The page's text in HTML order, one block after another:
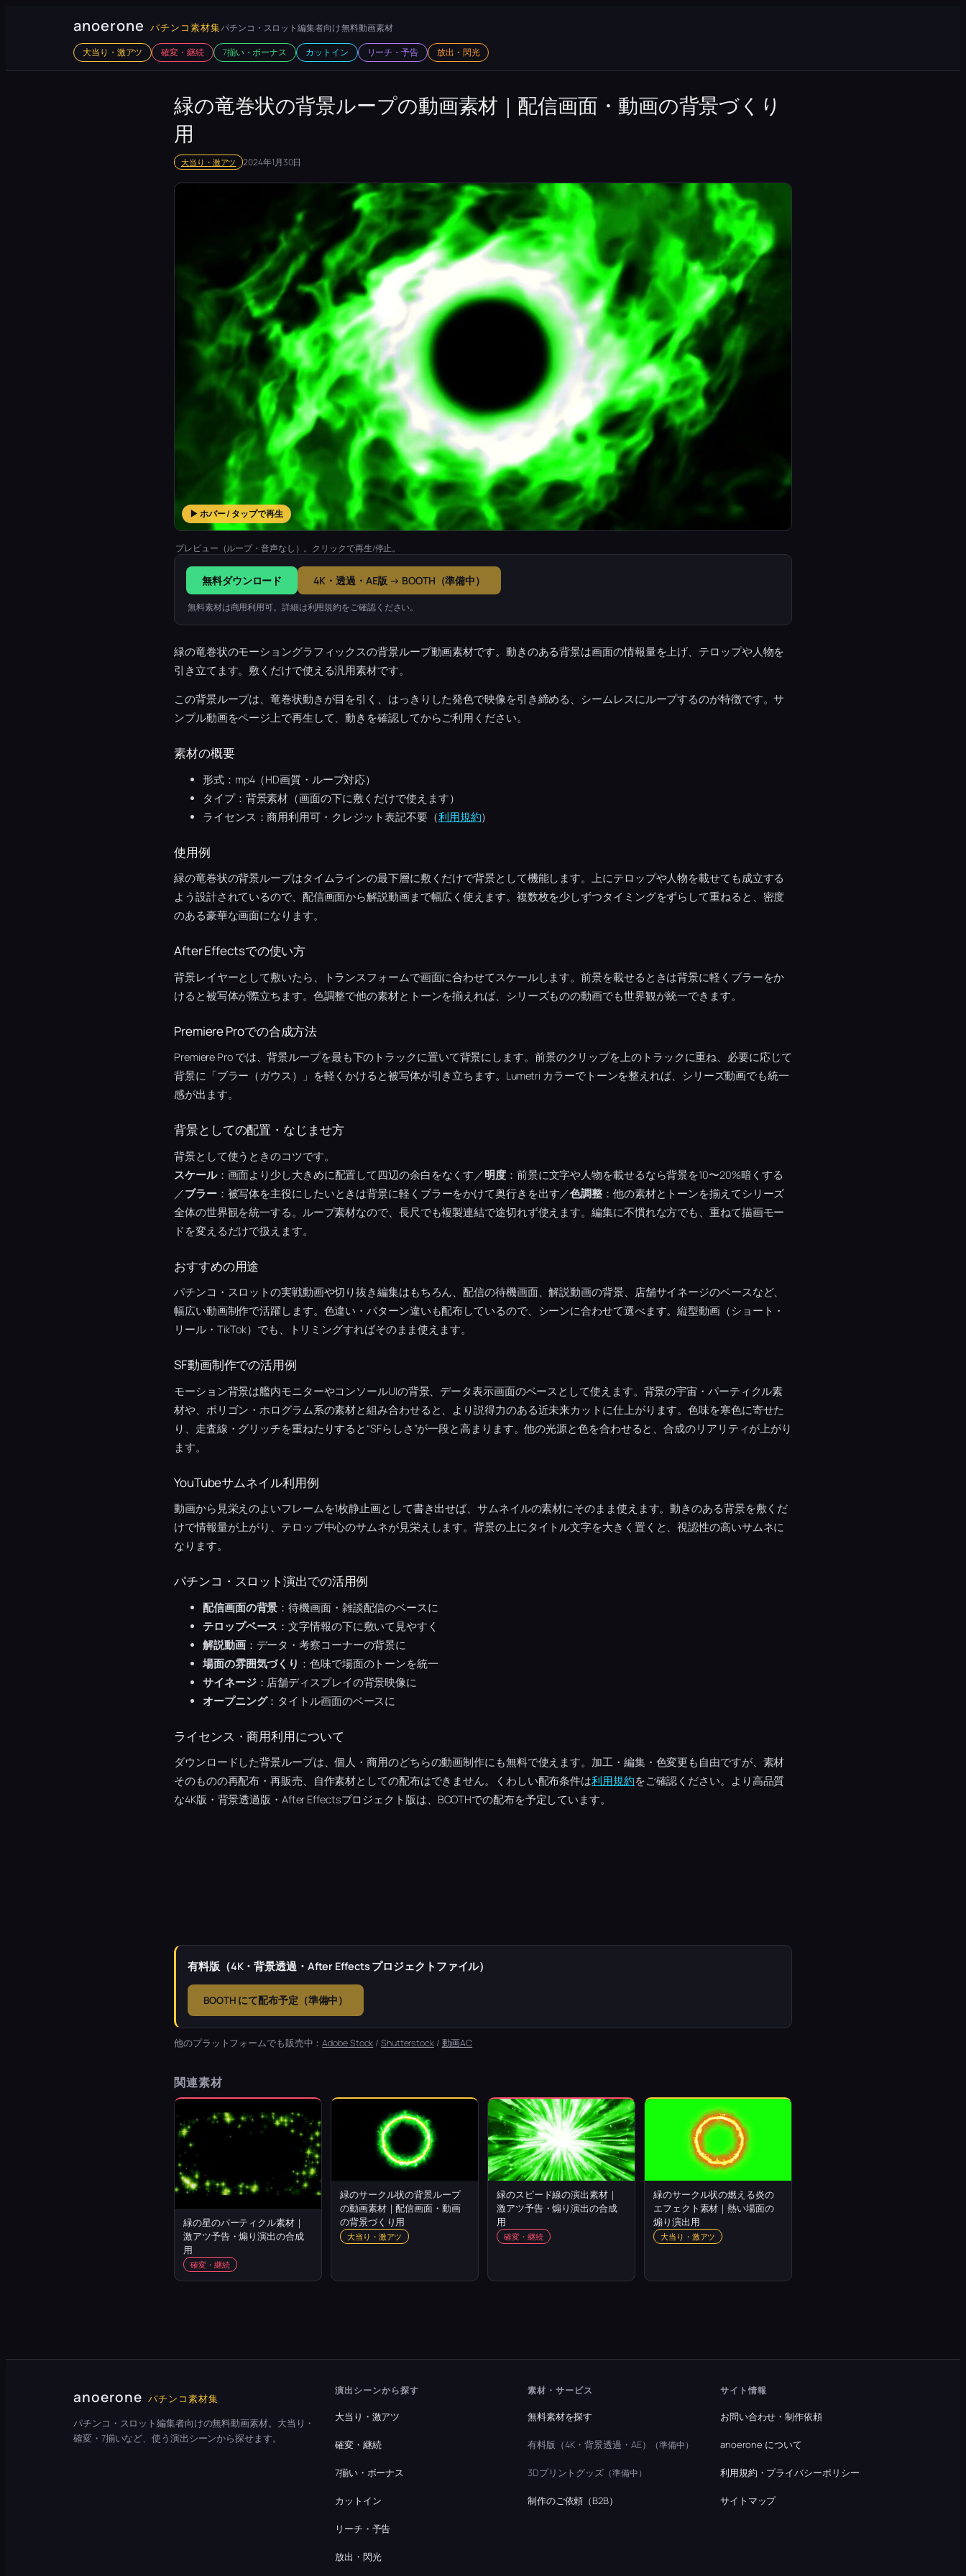
anoerone パチンコ素材集パチンコ・スロット編集者向け 無料動画素材
大当り・激アツ
確変・継続 7揃い・ボーナス カットイン リーチ・予告 放出・閃光
緑の竜巻状の背景ループの動画素材｜配信画面・動画の背景づくり
用
大当り・激アツ 2024年1月30日
▶ ホバー / タップで再生
プレビュー（ループ・音声なし）。クリックで再生/停止。
無料ダウンロード 4K・透過・AE版 → BOOTH（準備中）
無料素材は商用利用可。詳細は利用規約をご確認ください。
緑の竜巻状のモーショングラフィックスの背景ループ動画素材です。動きのある背景は画面の情報量を上げ、テロップや人物を
引き立てます。敷くだけで使える汎用素材です。
この背景ループは、竜巻状動きが目を引く、はっきりした発色で映像を引き締める、シームレスにループするのが特徴です。サ
ンプル動画をページ上で再生して、動きを確認してからご利用ください。
素材の概要
形式：mp4（HD画質・ループ対応）
タイプ：背景素材（画面の下に敷くだけで使えます）
ライセンス：商用利用可・クレジット表記不要（利用規約）
使用例
緑の竜巻状の背景ループはタイムラインの最下層に敷くだけで背景として機能します。上にテロップや人物を載せても成立する
よう設計されているので、配信画面から解説動画まで幅広く使えます。複数枚を少しずつタイミングをずらして重ねると、密度
のある豪華な画面になります。
After Effectsでの使い方
背景レイヤーとして敷いたら、トランスフォームで画面に合わせてスケールします。前景を載せるときは背景に軽くブラーをか
けると被写体が際立ちます。色調整で他の素材とトーンを揃えれば、シリーズものの動画でも世界観が統一できます。
Premiere Proでの合成方法
Premiere Pro では、背景ループを最も下のトラックに置いて背景にします。前景のクリップを上のトラックに重ね、必要に応じて
背景に「ブラー（ガウス）」を軽くかけると被写体が引き立ちます。Lumetri カラーでトーンを整えれば、シリーズ動画でも統一
感が出ます。
背景としての配置・なじませ方
背景として使うときのコツです。
スケール：画面より少し大きめに配置して四辺の余白をなくす／明度：前景に文字や人物を載せるなら背景を10〜20%暗くする
／ブラー：被写体を主役にしたいときは背景に軽くブラーをかけて奥行きを出す／色調整 ：他の素材とトーンを揃えてシリーズ
全体の世界観を統一する。ループ素材なので、長尺でも複製連結で途切れず使えます。編集に不慣れな方でも、重ねて描画モー
ドを変えるだけで扱えます。
おすすめの用途
パチンコ・スロットの実戦動画や切り抜き編集はもちろん、配信の待機画面、解説動画の背景、店舗サイネージのベースなど、
幅広い動画制作で活躍します。色違い・パターン違いも配布しているので、シーンに合わせて選べます。縦型動画（ショート・
リール・TikTok）でも、トリミングすればそのまま使えます。
SF動画制作での活用例
モーション背景は艦内モニターやコンソールUIの背景、データ表示画面のベースとして使えます。背景の宇宙・パーティクル素
材や、ポリゴン・ホログラム系の素材と組み合わせると、より説得力のある近未来カットに仕上がります。色味を寒色に寄せた
り、走査線・グリッチを重ねたりすると“SFらしさ”が一段と高まります。他の光源と色を合わせると、合成のリアリティが上がり
ます。
YouTubeサムネイル利用例
動画から見栄えのよいフレームを1枚静止画として書き出せば、サムネイルの素材にそのまま使えます。動きのある背景を敷くだ
けで情報量が上がり、テロップ中心のサムネが見栄えします。背景の上にタイトル文字を大きく置くと、視認性の高いサムネに
なります。
パチンコ・スロット演出での活用例
配信画面の背景 ：待機画面・雑談配信のベースに
テロップベース ：文字情報の下に敷いて見やすく
解説動画：データ・考察コーナーの背景に
場面の雰囲気づくり ：色味で場面のトーンを統一
サイネージ：店舗ディスプレイの背景映像に
オープニング：タイトル画面のベースに
ライセンス・商用利用について
ダウンロードした背景ループは、個人・商用のどちらの動画制作にも無料で使えます。加工・編集・色変更も自由ですが、素材
そのものの再配布・再販売、自作素材としての配布はできません。くわしい配布条件は利用規約をご確認ください。より高品質
な4K版・背景透過版・After Effectsプロジェクト版は、BOOTHでの配布を予定しています。
有料版（4K・背景透過・After Effects プロジェクトファイル）
BOOTH にて配布予定（準備中）
他のプラットフォームでも販売中：Adobe Stock /Shutterstock/ 動画AC
関連素材
緑の星のパーティクル素材｜
激アツ予告・煽り演出の合成
用
確変・継続
緑のサークル状の背景ループ
の動画素材｜配信画面・動画
の背景づくり用
大当り・激アツ
緑のスピード線の演出素材｜
激アツ予告・煽り演出の合成
用
確変・継続
緑のサークル状の燃える炎の
エフェクト素材｜熱い場面の
煽り演出用
大当り・激アツ
anoerone パチンコ素材集
パチンコ・スロット編集者向けの無料動画素材。大当り・
確変・7揃いなど、使う演出シーンから探せます。
演出シーンから探す
大当り・激アツ
確変・継続
7揃い・ボーナス
カットイン
リーチ・予告
放出・閃光
素材・サービス
無料素材を探す
有料版（4K・背景透過・AE） （準備中）
3Dプリントグッズ （準備中）
制作のご依頼（B2B）
サイト情報
お問い合わせ・制作依頼
anoerone について
利用規約・プライバシーポリシー
サイトマップ